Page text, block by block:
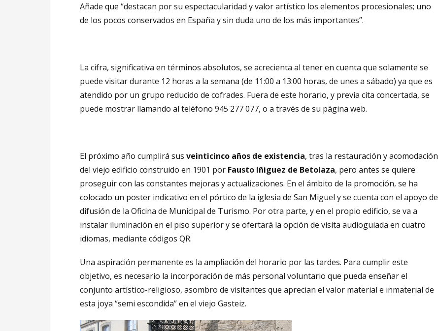
Añade que “destacan por su espectacularidad y valor artístico los elementos procesionales; uno
de los pocos conservados en España y sin duda uno de los más importantes”.
La cifra, significativa en términos absolutos, se acrecienta al tener en cuenta que solamente se
puede visitar durante 12 horas a la semana (de 11:00 a 13:00 horas, de unes a sábado) ya que es
atendido por un grupo reducido de cofrades. Fuera de este horario, y previa cita concertada, se
puede mostrar llamando al teléfono 945 277 077, o a través de su página web.
El próximo año cumplirá sus veinticinco años de existencia, tras la restauración y acomodación
del viejo edificio construido en 1901 por Fausto Iñiguez de Betolaza, pero antes se quiere
proseguir con las constantes mejoras y actualizaciones. En el ámbito de la promoción, se ha
colocado un poster indicativo en el pórtico de la iglesia de San Miguel y se cuenta con el apoyo de
difusión de la Oficina de Municipal de Turismo. Por otra parte, y en el propio edificio, se va a
instalar iluminación en el piso superior y se ofertará la opción de visita audioguiada en cuatro
idiomas, mediante códigos QR.
Una aspiración permanente es la ampliación del horario por las tardes. Para cumplir este
objetivo, es necesario la incorporación de más personal voluntario que pueda enseñar el
conjunto artístico-religioso, asombro de visitantes que aprecian el valor material e inmaterial de
esta joya “semi escondida” en el viejo Gasteiz.